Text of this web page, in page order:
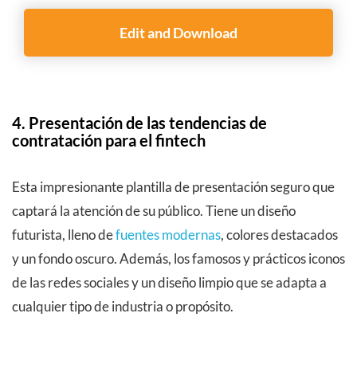
Edit and Download
4. Presentación de las tendencias de
contratación para el fintech
Esta impresionante plantilla de presentación seguro que
captará la atención de su público. Tiene un diseño
futurista, lleno defuentes modernas, colores destacados
y un fondo oscuro. Además, los famosos y prácticos iconos
de las redes sociales y un diseño limpio que se adapta a
cualquier tipo de industria o propósito.